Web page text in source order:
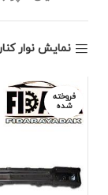
نمایش نوار
فروخته
شده